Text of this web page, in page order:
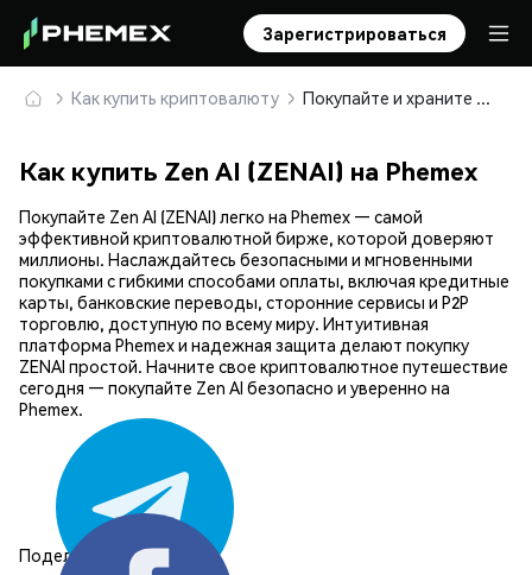
Зарегистрироваться
Как купить криптовалюту Покупайте и храните Zen AI (ZENAI) безопасно
Как купить Zen AI (ZENAI) на Phemex
Покупайте Zen AI (ZENAI) легко на Phemex — самой
эффективной криптовалютной бирже, которой доверяют
миллионы. Наслаждайтесь безопасными и мгновенными
покупками с гибкими способами оплаты, включая кредитные
карты, банковские переводы, сторонние сервисы и P2P
торговлю, доступную по всему миру. Интуитивная
платформа Phemex и надежная защита делают покупку
ZENAI простой. Начните свое криптовалютное путешествие
сегодня — покупайте Zen AI безопасно и уверенно на
Phemex.
Поделиться: